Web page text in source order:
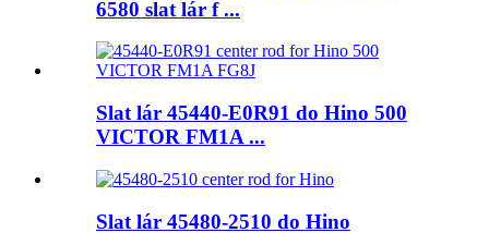
6580 slat lár f ...
Slat lár 45440-E0R91 do Hino 500
VICTOR FM1A ...
Slat lár 45480-2510 do Hino